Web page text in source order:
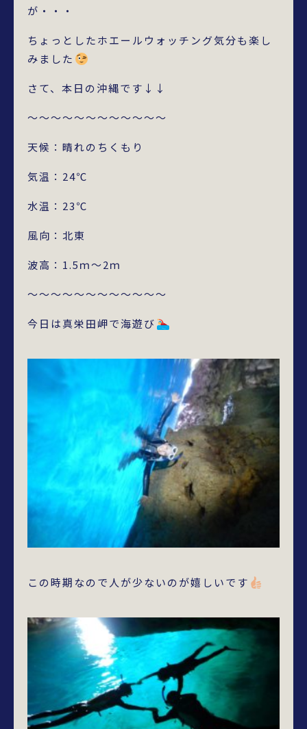
が・・・
ちょっとしたホエールウォッチング気分も楽し
みました
さて、本日の沖縄です↓↓
～～～～～～～～～～～～
天候：晴れのちくもり
気温：24℃
水温：23℃
風向：北東
波高：1.5ｍ～2ｍ
～～～～～～～～～～～～
今日は真栄田岬で海遊び
この時期なので人が少ないのが嬉しいです